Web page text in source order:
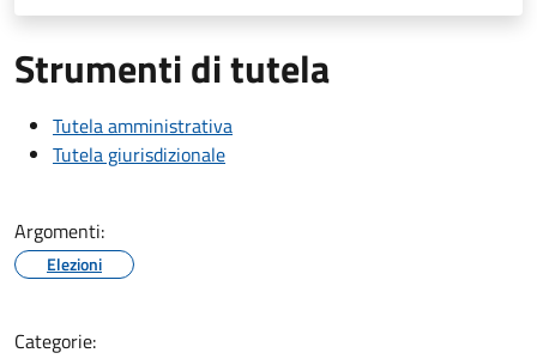
Strumenti di tutela
Tutela amministrativa
Tutela giurisdizionale
Argomenti:
Elezioni
Categorie: